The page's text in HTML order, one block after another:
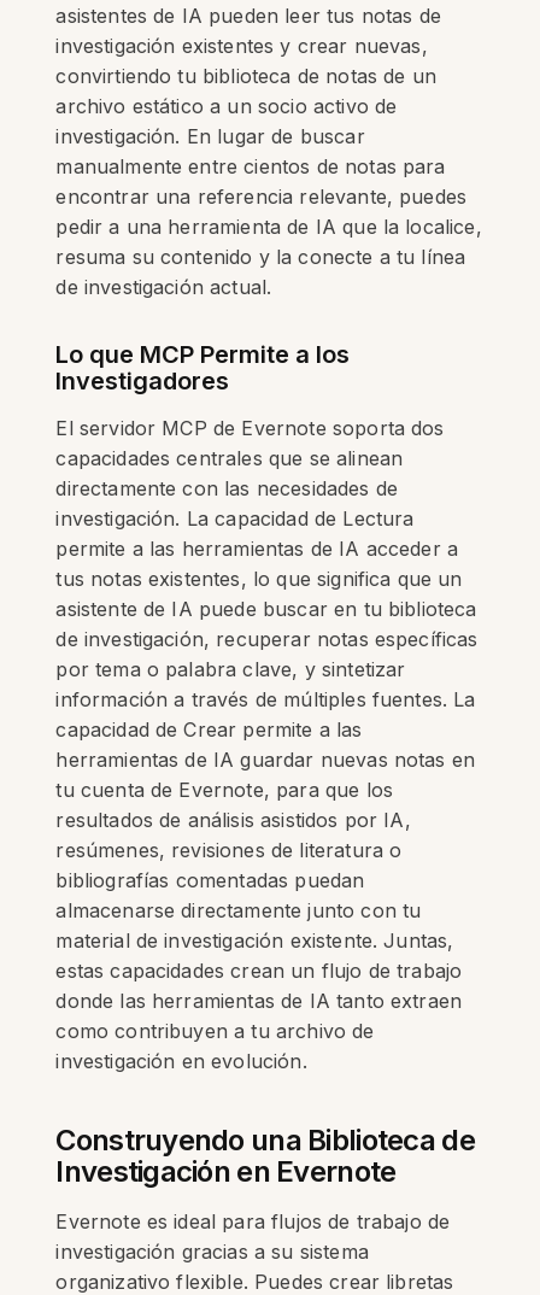
asistentes de IA pueden leer tus notas de
investigación existentes y crear nuevas,
convirtiendo tu biblioteca de notas de un
archivo estático a un socio activo de
investigación. En lugar de buscar
manualmente entre cientos de notas para
encontrar una referencia relevante, puedes
pedir a una herramienta de IA que la localice,
resuma su contenido y la conecte a tu línea
de investigación actual.
Lo que MCP Permite a los
Investigadores
El servidor MCP de Evernote soporta dos
capacidades centrales que se alinean
directamente con las necesidades de
investigación. La capacidad de Lectura
permite a las herramientas de IA acceder a
tus notas existentes, lo que significa que un
asistente de IA puede buscar en tu biblioteca
de investigación, recuperar notas específicas
por tema o palabra clave, y sintetizar
información a través de múltiples fuentes. La
capacidad de Crear permite a las
herramientas de IA guardar nuevas notas en
tu cuenta de Evernote, para que los
resultados de análisis asistidos por IA,
resúmenes, revisiones de literatura o
bibliografías comentadas puedan
almacenarse directamente junto con tu
material de investigación existente. Juntas,
estas capacidades crean un flujo de trabajo
donde las herramientas de IA tanto extraen
como contribuyen a tu archivo de
investigación en evolución.
Construyendo una Biblioteca de
Investigación en Evernote
Evernote es ideal para flujos de trabajo de
investigación gracias a su sistema
organizativo flexible. Puedes crear libretas